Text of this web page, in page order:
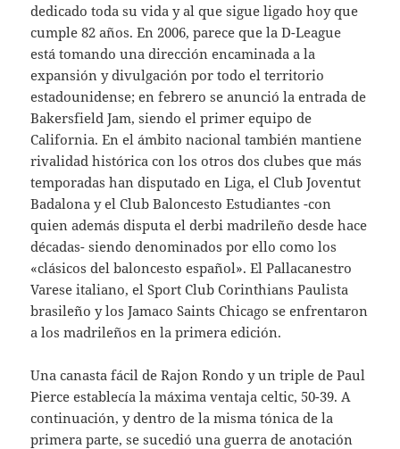
dedicado toda su vida y al que sigue ligado hoy que
cumple 82 años. En 2006, parece que la D-League
está tomando una dirección encaminada a la
expansión y divulgación por todo el territorio
estadounidense; en febrero se anunció la entrada de
Bakersfield Jam, siendo el primer equipo de
California. En el ámbito nacional también mantiene
rivalidad histórica con los otros dos clubes que más
temporadas han disputado en Liga, el Club Joventut
Badalona y el Club Baloncesto Estudiantes -con
quien además disputa el derbi madrileño desde hace
décadas- siendo denominados por ello como los
«clásicos del baloncesto español». El Pallacanestro
Varese italiano, el Sport Club Corinthians Paulista
brasileño y los Jamaco Saints Chicago se enfrentaron
a los madrileños en la primera edición.
Una canasta fácil de Rajon Rondo y un triple de Paul
Pierce establecía la máxima ventaja celtic, 50-39. A
continuación, y dentro de la misma tónica de la
primera parte, se sucedió una guerra de anotación